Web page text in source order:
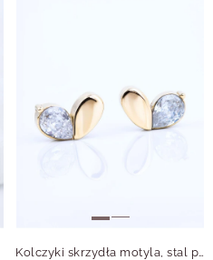
Kolczyki skrzydła motyla, stal pozłacana S215600Z00